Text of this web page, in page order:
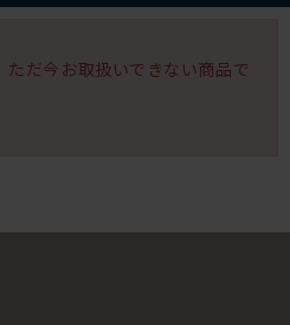
だ今お取扱いできない商品で